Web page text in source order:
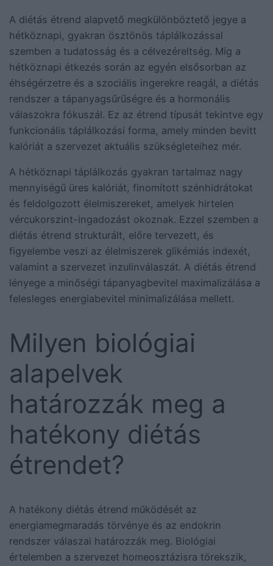
A diétás étrend alapvető megkülönböztető jegye a
hétköznapi, gyakran ösztönös táplálkozással
szemben a tudatosság és a célvezéreltség. Míg a
hétköznapi étkezés során az egyén elsősorban az
éhségérzetre és a szociális ingerekre reagál, a diétás
rendszer a tápanyagsűrűségre és a hormonális
válaszokra fókuszál. Ez az étrend típusát tekintve egy
funkcionális táplálkozási forma, amely minden bevitt
kalóriát a szervezet aktuális szükségleteihez mér.
A hétköznapi táplálkozás gyakran tartalmaz nagy
mennyiségű üres kalóriát, finomított szénhidrátokat
és feldolgozott élelmiszereket, amelyek hirtelen
vércukorszint-ingadozást okoznak. Ezzel szemben a
diétás étrend strukturált, előre tervezett, és
figyelembe veszi az élelmiszerek glikémiás indexét,
valamint a szervezet inzulinválaszát. A diétás étrend
lényege a minőségi tápanyagbevitel maximalizálása a
felesleges energiabevitel minimalizálása mellett.
Milyen biológiai
alapelvek
határozzák meg a
hatékony diétás
étrendet?
A hatékony diétás étrend működését az
energiamegmaradás törvénye és az endokrin
rendszer válaszai határozzák meg. Biológiai
értelemben a szervezet homeosztázisra törekszik,